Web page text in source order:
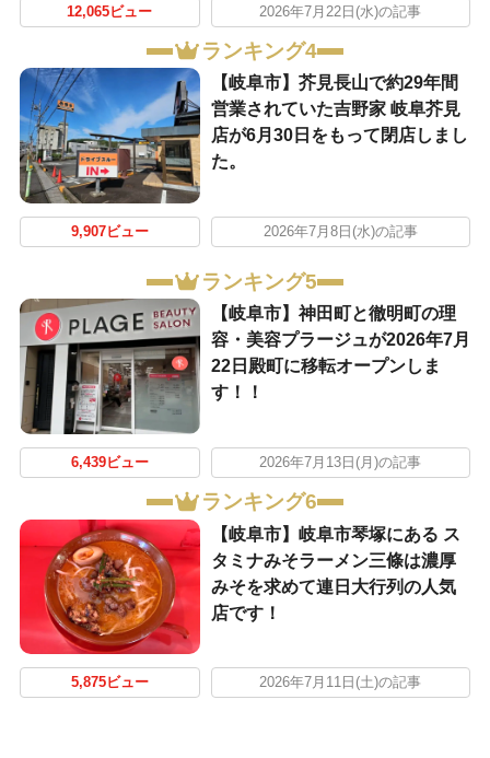
12,065ビュー 2026年7月22日(水)の記事
ランキング4
【岐阜市】芥見長山で約29年間
営業されていた吉野家 岐阜芥見
店が6月30日をもって閉店しまし
た。
9,907ビュー 2026年7月8日(水)の記事
ランキング5
【岐阜市】神田町と徹明町の理
容・美容プラージュが2026年7月
22日殿町に移転オープンしま
す！！
6,439ビュー 2026年7月13日(月)の記事
ランキング6
【岐阜市】岐阜市琴塚にある ス
タミナみそラーメン三條は濃厚
みそを求めて連日大行列の人気
店です！
5,875ビュー 2026年7月11日(土)の記事